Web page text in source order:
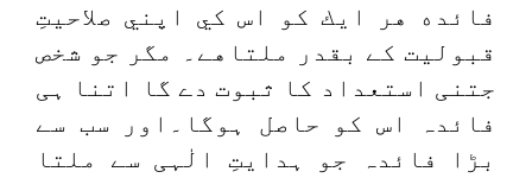
فائده هر ايك كو اس كي اپني صلاحيتِ
قبوليت كے بقدر ملتاهے۔ مگر جو شخص
جتنی استعداد کا ثبوت دے گا اتنا ہی
فائدہ اس کو حاصل ہوگا۔اور سب سے
بڑا فائدہ جو ہدایتِ الٰہی سے ملتا